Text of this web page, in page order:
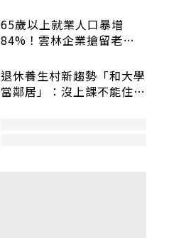
65歲以上就業人口暴增
84%！雲林企業搶留老員
退休養生村新趨勢「和大學
當鄰居」：沒上課不能住、